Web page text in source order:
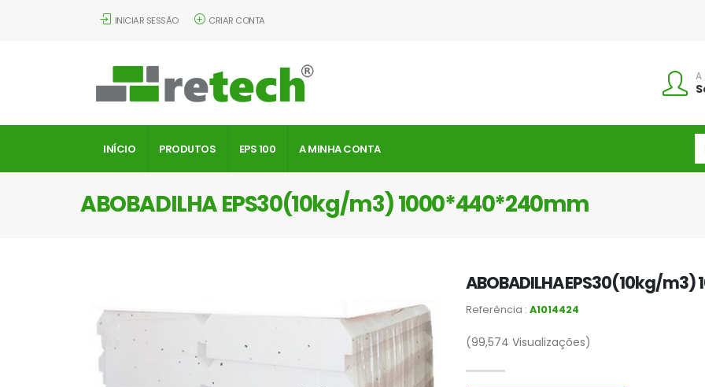
INICIAR SESSÃO CRIAR CONTA
A
INÍCIO PRODUTOS EPS 100 A MINHA CONTA
ABOBADILHA EPS30(10kg/m3) 1000*440*240mm
ABOBADILHA EPS30(10kg/
Referência : A1014424
(99,574 Visualizações)